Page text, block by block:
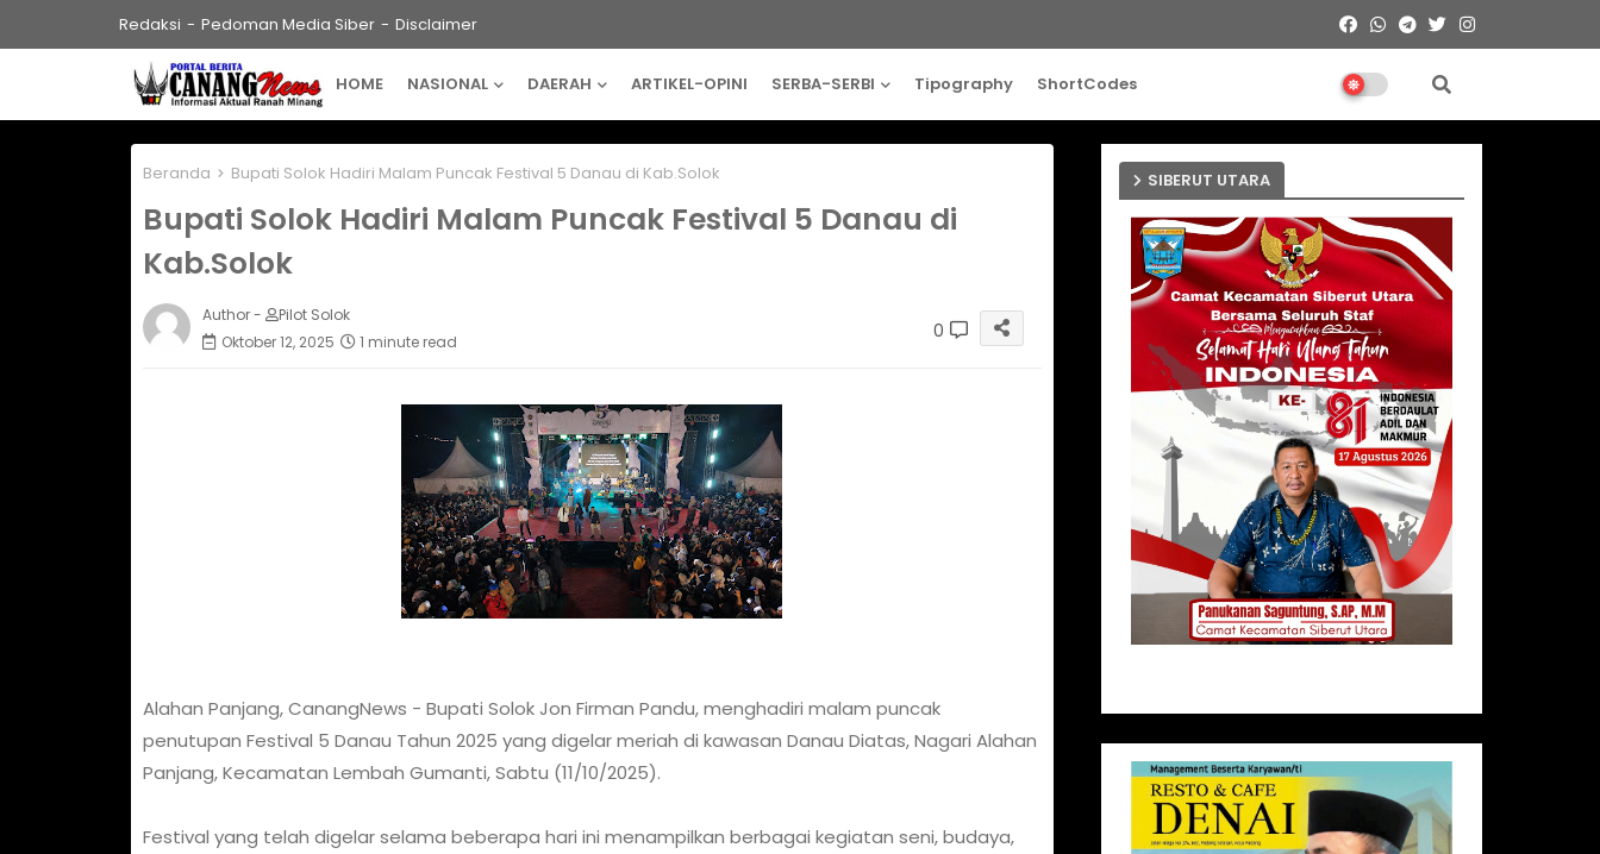
Redaksi Pedoman Media Siber Disclaimer
HOME NASIONAL DAERAH ARTIKEL-OPINI SERBA-SERBI Tipography ShortCodes
Beranda Bupati Solok Hadiri Malam Puncak Festival 5 Danau di Kab.Solok
Bupati Solok Hadiri Malam Puncak Festival 5 Danau di
Kab.Solok
Author -
Pilot Solok
Oktober 12, 2025
1 minute read 0
Alahan Panjang, CanangNews - Bupati Solok Jon Firman Pandu, menghadiri malam puncak
penutupan Festival 5 Danau Tahun 2025 yang digelar meriah di kawasan Danau Diatas, Nagari Alahan
Panjang, Kecamatan Lembah Gumanti, Sabtu (11/10/2025).
Festival yang telah digelar selama beberapa hari ini menampilkan berbagai kegiatan seni, budaya,
SIBERUT UTARA